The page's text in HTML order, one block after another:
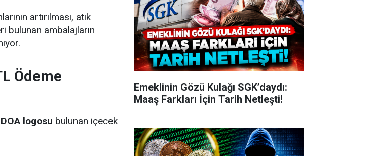
artırılması, atık
bulunan ambalajların
Ödeme
DOA logosu bulunan içecek
Emeklinin Gözü Kulağı SGK’daydı:
Maaş Farkları İçin Tarih Netleşti!